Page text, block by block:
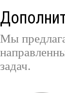
Мы
задач.